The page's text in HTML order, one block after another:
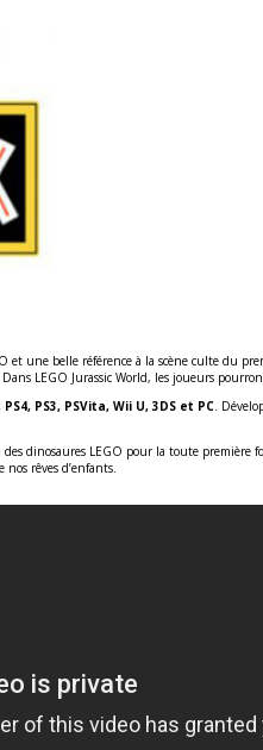
et une belle référence à la scène culte du
LEGO Jurassic World, les joueurs
PS3, PSVita, Wii U, 3DS et PC.
dinosaures LEGO pour la toute
rêves d’enfants.